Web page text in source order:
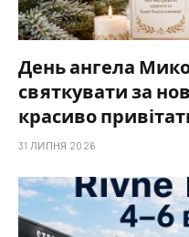
День ангела
святкувати за
красиво
31 ЛИПНЯ 2026